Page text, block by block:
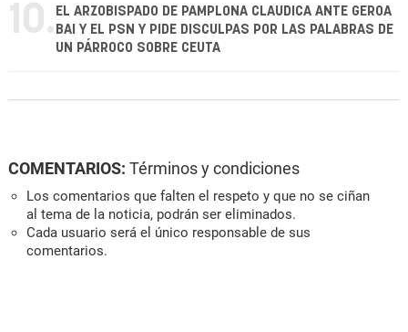
10. EL ARZOBISPADO DE PAMPLONA CLAUDICA ANTE GEROA
BAI Y EL PSN Y PIDE DISCULPAS POR LAS PALABRAS DE
UN PÁRROCO SOBRE CEUTA
COMENTARIOS: Términos y condiciones
Los comentarios que falten el respeto y que no se ciñan
al tema de la noticia, podrán ser eliminados.
Cada usuario será el único responsable de sus
comentarios.